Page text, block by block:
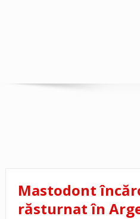
Mastodont
răsturnat în